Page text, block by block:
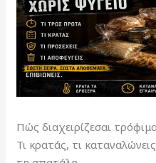
Πώς διαχειρίζεσαι
Τι κρατάς, τι